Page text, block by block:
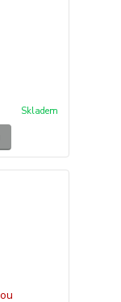
Skladem